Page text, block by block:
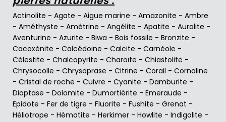
Actinolite - Agate - Aigue marine - Amazonite - Ambre
- Améthyste - Amétrine - Angélite - Apatite - Auralite -
Aventurine - Azurite - Biwa - Bois fossile - Bronzite -
Cacoxénite - Calcédoine - Calcite - Carnéole -
Célestite - Chalcopyrite - Charoïte - Chiastolite -
Chrysocolle - Chrysoprase - Citrine - Corail - Cornaline
- Cristal de roche - Cuivre - Cyanite - Damburite -
Dioptase - Dolomite - Dumortiérite - Emeraude -
Epidote - Fer de tigre - Fluorite - Fushite - Grenat -
Héliotrope - Hématite - Herkimer - Howlite - Indigolite -